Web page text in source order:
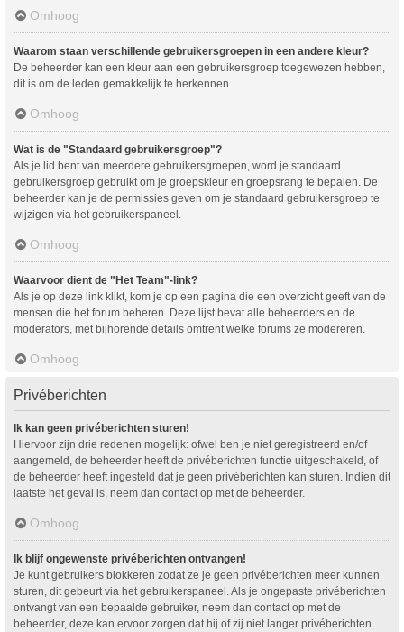
Omhoog
Waarom staan verschillende gebruikersgroepen in een andere kleur?
De beheerder kan een kleur aan een gebruikersgroep toegewezen hebben,
dit is om de leden gemakkelijk te herkennen.
Omhoog
Wat is de "Standaard gebruikersgroep"?
Als je lid bent van meerdere gebruikersgroepen, word je standaard
gebruikersgroep gebruikt om je groepskleur en groepsrang te bepalen. De
beheerder kan je de permissies geven om je standaard gebruikersgroep te
wijzigen via het gebruikerspaneel.
Omhoog
Waarvoor dient de "Het Team"-link?
Als je op deze link klikt, kom je op een pagina die een overzicht geeft van de
mensen die het forum beheren. Deze lijst bevat alle beheerders en de
moderators, met bijhorende details omtrent welke forums ze modereren.
Omhoog
Privéberichten
Ik kan geen privéberichten sturen!
Hiervoor zijn drie redenen mogelijk: ofwel ben je niet geregistreerd en/of
aangemeld, de beheerder heeft de privéberichten functie uitgeschakeld, of
de beheerder heeft ingesteld dat je geen privéberichten kan sturen. Indien dit
laatste het geval is, neem dan contact op met de beheerder.
Omhoog
Ik blijf ongewenste privéberichten ontvangen!
Je kunt gebruikers blokkeren zodat ze je geen privéberichten meer kunnen
sturen, dit gebeurt via het gebruikerspaneel. Als je ongepaste privéberichten
ontvangt van een bepaalde gebruiker, neem dan contact op met de
beheerder, deze kan ervoor zorgen dat hij of zij niet langer privéberichten